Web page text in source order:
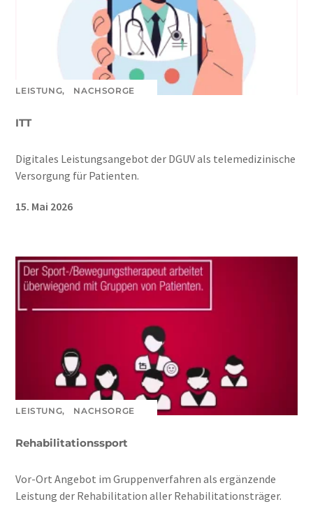
LEISTUNG, NACHSORGE
ITT
Digitales Leistungsangebot der DGUV als telemedizinische
Versorgung für Patienten.
15. Mai 2026
LEISTUNG, NACHSORGE
Rehabilitationssport
Vor-Ort Angebot im Gruppenverfahren als ergänzende
Leistung der Rehabilitation aller Rehabilitationsträger.